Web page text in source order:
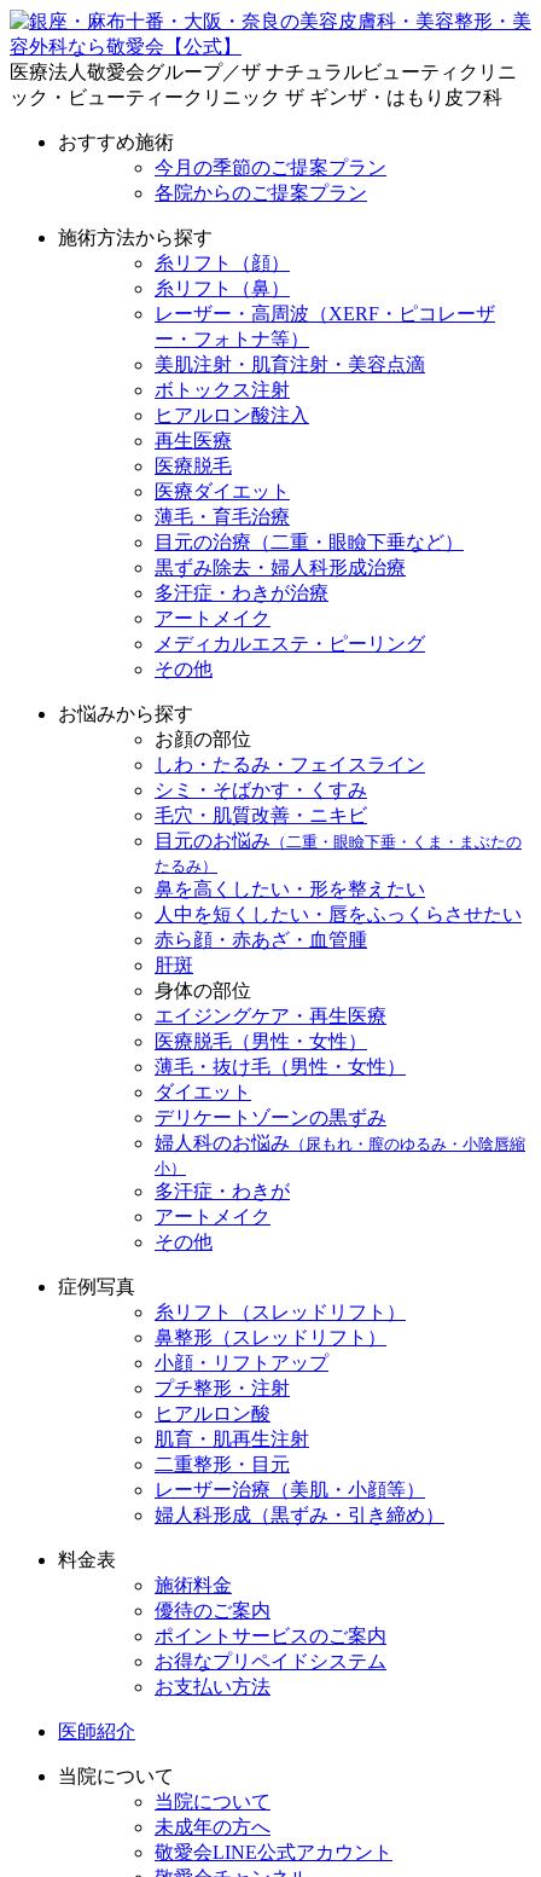
医療法人敬愛会グループ／ザ ナチュラルビューティクリニ
ック・ビューティークリニック ザ ギンザ・はもり皮フ科
おすすめ施術
今月の季節のご提案プラン
各院からのご提案プラン
施術方法から探す
糸リフト（顔）
糸リフト（鼻）
レーザー・高周波（XERF・ピコレーザ
ー・フォトナ等）
美肌注射・肌育注射・美容点滴
ボトックス注射
ヒアルロン酸注入
再生医療
医療脱毛
医療ダイエット
薄毛・育毛治療
目元の治療（二重・眼瞼下垂など）
黒ずみ除去・婦人科形成治療
多汗症・わきが治療
アートメイク
メディカルエステ・ピーリング
その他
お悩みから探す
お顔の部位
しわ・たるみ・フェイスライン
シミ・そばかす・くすみ
毛穴・肌質改善・ニキビ
目元のお悩み （二重・眼瞼下垂・くま・まぶたの
たるみ）
鼻を高くしたい・形を整えたい
人中を短くしたい・唇をふっくらさせたい
赤ら顔・赤あざ・血管腫
肝斑
身体の部位
エイジングケア・再生医療
医療脱毛（男性・女性）
薄毛・抜け毛（男性・女性）
ダイエット
デリケートゾーンの黒ずみ
婦人科のお悩み （尿もれ・膣のゆるみ・小陰唇縮
小）
多汗症・わきが
アートメイク
その他
症例写真
糸リフト（スレッドリフト）
鼻整形（スレッドリフト）
小顔・リフトアップ
プチ整形・注射
ヒアルロン酸
肌育・肌再生注射
二重整形・目元
レーザー治療（美肌・小顔等）
婦人科形成（黒ずみ・引き締め）
料金表
施術料金
優待のご案内
ポイントサービスのご案内
お得なプリペイドシステム
お支払い方法
医師紹介
当院について
当院について
未成年の方へ
敬愛会LINE公式アカウント